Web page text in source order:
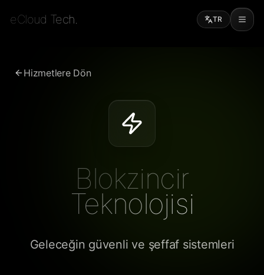
eCloud Tech. TR
Hizmetlere Dön
Blokzincir
Teknolojisi
Geleceğin güvenli ve şeffaf sistemleri